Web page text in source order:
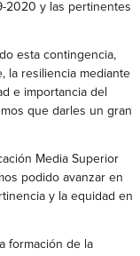
2020 y las pertinentes
esta contingencia,
la resiliencia mediante
e importancia del
que darles un gran
Media Superior
podido avanzar en
y la equidad en
formación de la